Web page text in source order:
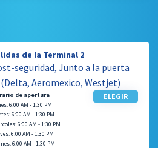
de la Terminal 2
seguridad, Junto a la puerta
Aeromexico, Westjet)
ELEGIR
de apertura
6:00 AM - 1:30 PM
6:00 AM - 1:30 PM
6:00 AM - 1:30 PM
6:00 AM - 1:30 PM
6:00 AM - 1:30 PM